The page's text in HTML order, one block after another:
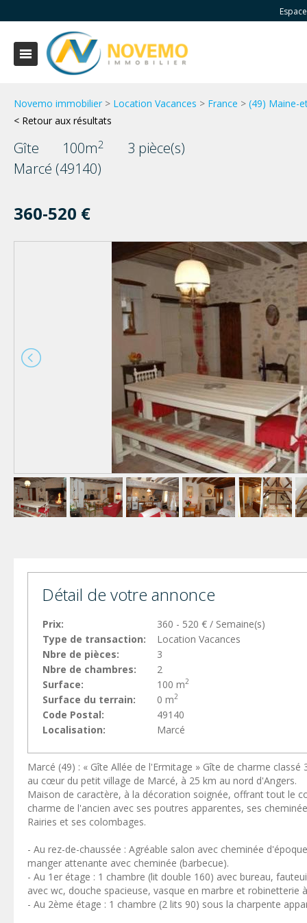
Novemo immobilier > Location Vacances > France > (49) Maine-
< Retour aux résultats
Gîte 100m2
3 pièce(s)
Marcé (49140)
360-520 €
Détail de votre annonce
Prix:
360 - 520 € / Semaine(s)
Type de transaction:
Location Vacances
Nbre de pièces:
3
Nbre de chambres:
2
Surface:
100 m2
Surface du terrain: 0 m2
Code Postal:
49140
Localisation:
Marcé
Marcé (49) : « Gîte Allée de l'Ermitage » Gîte de charme
au cœur du petit village de Marcé, à 25 km au nord d'Angers.
Maison de caractère, à la décoration soignée, offrant tout le
charme de l'ancien avec ses poutres apparentes, ses
Rairies et ses colombages.
- Au rez-de-chaussée : Agréable salon avec cheminée
manger attenante avec cheminée (barbecue).
- Au 1er étage : 1 chambre (lit double 160) avec bureau,
avec wc, douche spacieuse, vasque en marbre et robinetterie
- Au 2ème étage : 1 chambre (2 lits 90) sous la charpente